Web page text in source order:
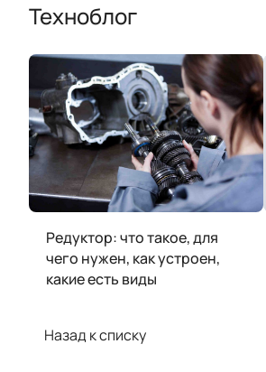
Техноблог
Редуктор: что такое, для
чего нужен, как устроен,
какие есть виды
Назад к списку